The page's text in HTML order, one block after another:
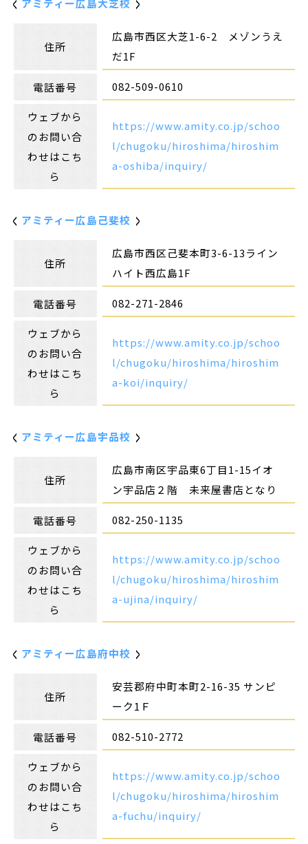
アミティー広島大芝校
住所
広島市西区大芝1-6-2 メゾンうえ
だ1F
電話番号 082-509-0610
ウェブから
のお問い合
わせはこち
ら
https://www.amity.co.jp/schoo
l/chugoku/hiroshima/hiroshim
a-oshiba/inquiry/
アミティー広島己斐校
住所
広島市西区己斐本町3-6-13ライン
ハイト西広島1F
電話番号 082-271-2846
ウェブから
のお問い合
わせはこち
ら
https://www.amity.co.jp/schoo
l/chugoku/hiroshima/hiroshim
a-koi/inquiry/
アミティー広島宇品校
住所
広島市南区宇品東6丁目1-15イオ
ン宇品店２階 未来屋書店となり
電話番号 082-250-1135
ウェブから
のお問い合
わせはこち
ら
https://www.amity.co.jp/schoo
l/chugoku/hiroshima/hiroshim
a-ujina/inquiry/
アミティー広島府中校
住所
安芸郡府中町本町2-16-35 サンピ
ーク1Ｆ
電話番号 082-510-2772
ウェブから
のお問い合
わせはこち
ら
https://www.amity.co.jp/schoo
l/chugoku/hiroshima/hiroshim
a-fuchu/inquiry/